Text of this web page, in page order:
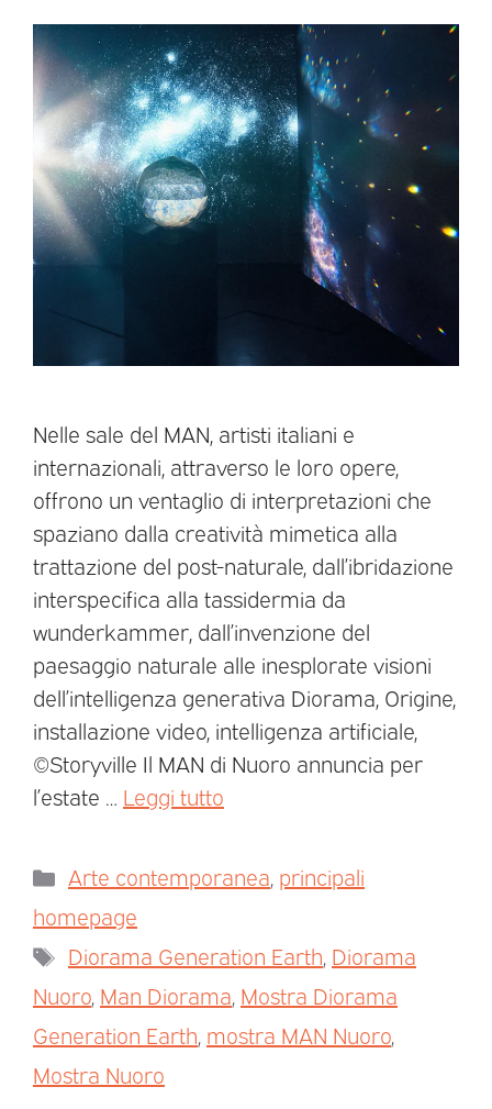
Nelle sale del MAN, artisti italiani e
internazionali, attraverso le loro opere,
offrono un ventaglio di interpretazioni che
spaziano dalla creatività mimetica alla
trattazione del post-naturale, dall’ibridazione
interspecifica alla tassidermia da
wunderkammer, dall’invenzione del
paesaggio naturale alle inesplorate visioni
dell’intelligenza generativa Diorama, Origine,
installazione video, intelligenza artificiale,
©Storyville Il MAN di Nuoro annuncia per
l’estate … Leggi tutto
Arte contemporanea principali
homepage
Diorama Generation Earth Diorama
Nuoro Man Diorama Mostra Diorama
Generation Earth mostra MAN Nuoro
Mostra Nuoro